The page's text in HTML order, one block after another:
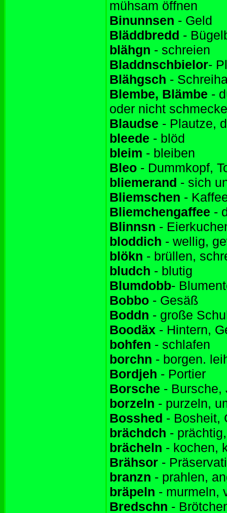
mühsam öffnen
Binunnsen - Geld
Bläddbredd -
blähgn - schreien
Bladdnschbielor-
Blähgsch -
Blembe, Blämbe -
oder nicht
Blaudse - Plautze,
bleede - blöd
bleim - bleiben
Bleo - Dummkopf,
bliemerand - sich
Bliemschen -
Bliemchengaffee -
Blinnsn -
bloddich - wellig,
blökn - brüllen,
bludch - blutig
Blumdobb-
Bobbo - Gesäß
Boddn - große
Boodäx - Hintern,
bohfen - schlafen
borchn - borgen.
Bordjeh - Portier
Borsche - Bursche,
borzeln - purzeln,
Bosshed - Bosheit,
brächdch -
brächeln - kochen,
Brähsor -
branzn - prahlen,
bräpeln - murmeln,
Bredschn -